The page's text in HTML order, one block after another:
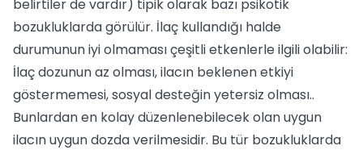
belirtiler de vardır) tipik olarak bazı psikotik
bozukluklarda görülür. İlaç kullandığı halde
durumunun iyi olmaması çeşitli etkenlerle ilgili olabilir:
İlaç dozunun az olması, ilacın beklenen etkiyi
göstermemesi, sosyal desteğin yetersiz olması..
Bunlardan en kolay düzenlenebilecek olan uygun
ilacın uygun dozda verilmesidir. Bu tür bozukluklarda